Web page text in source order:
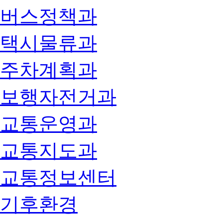
버스정책과
택시물류과
주차계획과
보행자전거과
교통운영과
교통지도과
교통정보센터
기후환경